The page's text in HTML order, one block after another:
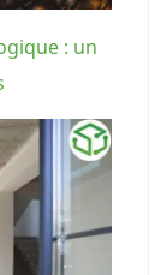
: un